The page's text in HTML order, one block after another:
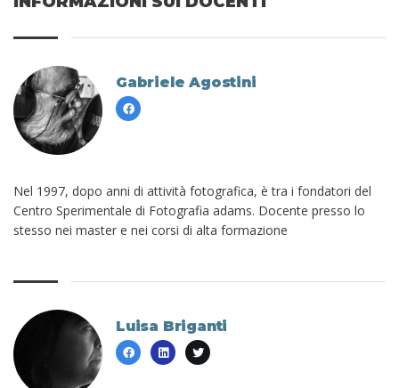
Gabriele Agostini
Nel 1997, dopo anni di attività fotografica, è tra i fondatori del
Centro Sperimentale di Fotografia adams. Docente presso lo
stesso nei master e nei corsi di alta formazione
Luisa Briganti